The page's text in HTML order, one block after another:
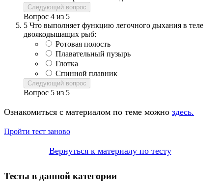
Следующий вопрос
Вопрос 4 из 5
5 Что выполняет функцию легочного дыхания в теле
двоякодышащих рыб:
Ротовая полость
Плавательный пузырь
Глотка
Спинной плавник
Следующий вопрос
Вопрос 5 из 5
Ознакомиться с материалом по теме можно здесь.
Пройти тест заново
Вернуться к материалу по тесту
Тесты в данной категории